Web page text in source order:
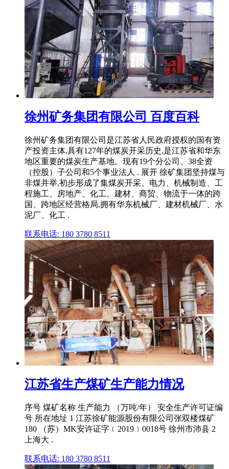
徐州矿务集团有限公司 百度百科
徐州矿务集团有限公司是江苏省人民政府授权的国有资
产投资主体,具有127年的煤炭开采历史,是江苏省和华东
地区重要的煤炭生产基地。现有19个分公司、38全资
（控股）子公司和5个事业法人 . 展开 徐矿集团坚持煤与
非煤并举,初步形成了集煤炭开采、电力、机械制造、工
程施工、房地产、化工、建材、商贸、物流于一体的跨
国、跨地区经营格局,拥有华东机械厂、建材机械厂、水
泥厂、化工 .
联系电话: 180 3780 8511
江苏省生产煤矿生产能力情况
序号 煤矿名称 生产能力 （万吨/年） 安全生产许可证编
号 所在地址 1 江苏徐矿能源股份有限公司张双楼煤矿
180 （苏）MK安许证字﹝2019﹞0018号 徐州市沛县 2
上海大 .
联系电话: 180 3780 8511